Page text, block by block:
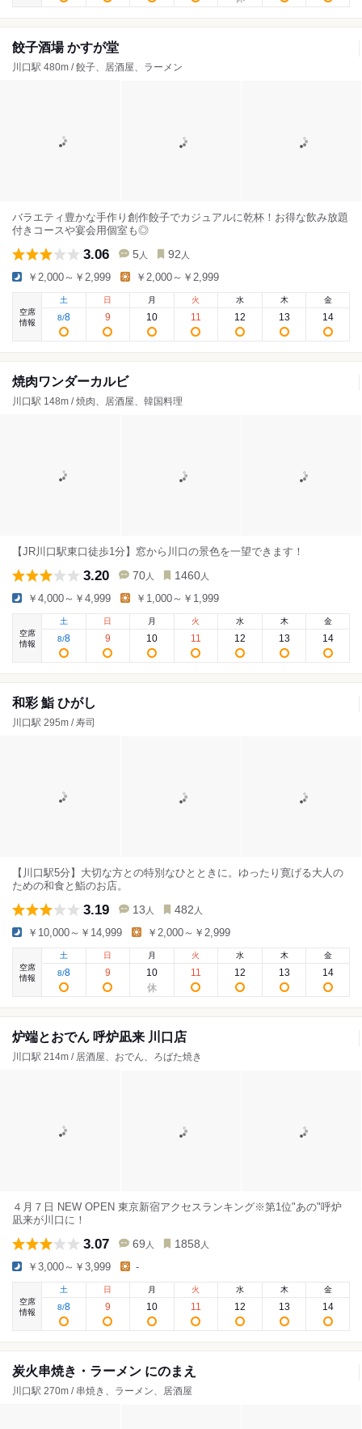
餃子酒場 かすが堂
川口駅 480m / 餃子、居酒屋、ラーメン
バラエティ豊かな手作り創作餃子でカジュアルに乾杯！お得な飲み放題
付きコースや宴会用個室も◎
3.06 5 人 92 人
￥2,000～￥2,999 ￥2,000～￥2,999
空席
情報
土
8/8
日
9
月
10
火
11
水
12
木
13
金
14
焼肉ワンダーカルビ
川口駅 148m / 焼肉、居酒屋、韓国料理
【JR川口駅東口徒歩1分】窓から川口の景色を一望できます！
3.20 70 人 1460 人
￥4,000～￥4,999 ￥1,000～￥1,999
空席
情報
土
8/8
日
9
月
10
火
11
水
12
木
13
金
14
和彩 鮨 ひがし
川口駅 295m / 寿司
【川口駅5分】大切な方との特別なひとときに。ゆったり寛げる大人の
ための和食と鮨のお店。
3.19 13 人 482 人
￥10,000～￥14,999 ￥2,000～￥2,999
空席
情報
土
8/8
日
9
月
10
火
11
水
12
木
13
金
14
炉端とおでん 呼炉凪来 川口店
川口駅 214m / 居酒屋、おでん、ろばた焼き
４月７日 NEW OPEN 東京新宿アクセスランキング※第1位"あの"呼炉
凪来が川口に！
3.07 69 人 1858 人
￥3,000～￥3,999 -
空席
情報
土
8/8
日
9
月
10
火
11
水
12
木
13
金
14
炭火串焼き・ラーメン にのまえ
川口駅 270m / 串焼き、ラーメン、居酒屋